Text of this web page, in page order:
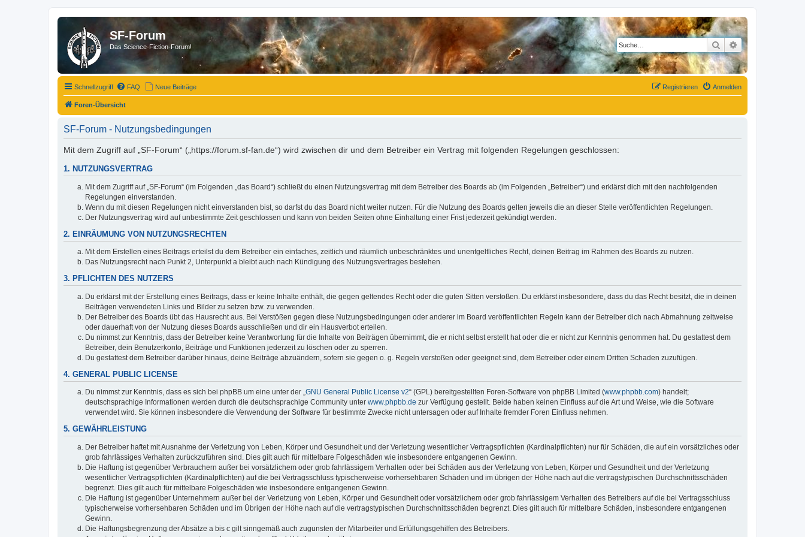
SF-Forum
Das Science-Fiction-Forum! SucheErweiterte Suche
Schnellzugriff FAQ Neue Beiträge Anmelden
Registrieren
Foren-Übersicht
SF-Forum - Nutzungsbedingungen
Mit dem Zugriff auf „SF-Forum“ („https://forum.sf-fan.de“) wird zwischen dir und dem Betreiber ein Vertrag mit folgenden Regelungen geschlossen:
1. NUTZUNGSVERTRAG
Mit dem Zugriff auf „SF-Forum“ (im Folgenden „das Board“) schließt du einen Nutzungsvertrag mit dem Betreiber des Boards ab (im Folgenden „Betreiber“) und erklärst dich mit den nachfolgenden
Regelungen einverstanden.
Wenn du mit diesen Regelungen nicht einverstanden bist, so darfst du das Board nicht weiter nutzen. Für die Nutzung des Boards gelten jeweils die an dieser Stelle veröffentlichten Regelungen.
Der Nutzungsvertrag wird auf unbestimmte Zeit geschlossen und kann von beiden Seiten ohne Einhaltung einer Frist jederzeit gekündigt werden.
2. EINRÄUMUNG VON NUTZUNGSRECHTEN
Mit dem Erstellen eines Beitrags erteilst du dem Betreiber ein einfaches, zeitlich und räumlich unbeschränktes und unentgeltliches Recht, deinen Beitrag im Rahmen des Boards zu nutzen.
Das Nutzungsrecht nach Punkt 2, Unterpunkt a bleibt auch nach Kündigung des Nutzungsvertrages bestehen.
3. PFLICHTEN DES NUTZERS
Du erklärst mit der Erstellung eines Beitrags, dass er keine Inhalte enthält, die gegen geltendes Recht oder die guten Sitten verstoßen. Du erklärst insbesondere, dass du das Recht besitzt, die in deinen
Beiträgen verwendeten Links und Bilder zu setzen bzw. zu verwenden.
Der Betreiber des Boards übt das Hausrecht aus. Bei Verstößen gegen diese Nutzungsbedingungen oder anderer im Board veröffentlichten Regeln kann der Betreiber dich nach Abmahnung zeitweise
oder dauerhaft von der Nutzung dieses Boards ausschließen und dir ein Hausverbot erteilen.
Du nimmst zur Kenntnis, dass der Betreiber keine Verantwortung für die Inhalte von Beiträgen übernimmt, die er nicht selbst erstellt hat oder die er nicht zur Kenntnis genommen hat. Du gestattest dem
Betreiber, dein Benutzerkonto, Beiträge und Funktionen jederzeit zu löschen oder zu sperren.
Du gestattest dem Betreiber darüber hinaus, deine Beiträge abzuändern, sofern sie gegen o. g. Regeln verstoßen oder geeignet sind, dem Betreiber oder einem Dritten Schaden zuzufügen.
4. GENERAL PUBLIC LICENSE
Du nimmst zur Kenntnis, dass es sich bei phpBB um eine unter der „GNU General Public License v2“ (GPL) bereitgestellten Foren-Software von phpBB Limited (www.phpbb.com) handelt;
deutschsprachige Informationen werden durch die deutschsprachige Community unter www.phpbb.de zur Verfügung gestellt. Beide haben keinen Einfluss auf die Art und Weise, wie die Software
verwendet wird. Sie können insbesondere die Verwendung der Software für bestimmte Zwecke nicht untersagen oder auf Inhalte fremder Foren Einfluss nehmen.
5. GEWÄHRLEISTUNG
Der Betreiber haftet mit Ausnahme der Verletzung von Leben, Körper und Gesundheit und der Verletzung wesentlicher Vertragspflichten (Kardinalpflichten) nur für Schäden, die auf ein vorsätzliches oder
grob fahrlässiges Verhalten zurückzuführen sind. Dies gilt auch für mittelbare Folgeschäden wie insbesondere entgangenen Gewinn.
Die Haftung ist gegenüber Verbrauchern außer bei vorsätzlichem oder grob fahrlässigem Verhalten oder bei Schäden aus der Verletzung von Leben, Körper und Gesundheit und der Verletzung
wesentlicher Vertragspflichten (Kardinalpflichten) auf die bei Vertragsschluss typischerweise vorhersehbaren Schäden und im übrigen der Höhe nach auf die vertragstypischen Durchschnittsschäden
begrenzt. Dies gilt auch für mittelbare Folgeschäden wie insbesondere entgangenen Gewinn.
Die Haftung ist gegenüber Unternehmern außer bei der Verletzung von Leben, Körper und Gesundheit oder vorsätzlichem oder grob fahrlässigem Verhalten des Betreibers auf die bei Vertragsschluss
typischerweise vorhersehbaren Schäden und im Übrigen der Höhe nach auf die vertragstypischen Durchschnittsschäden begrenzt. Dies gilt auch für mittelbare Schäden, insbesondere entgangenen
Gewinn.
Die Haftungsbegrenzung der Absätze a bis c gilt sinngemäß auch zugunsten der Mitarbeiter und Erfüllungsgehilfen des Betreibers.